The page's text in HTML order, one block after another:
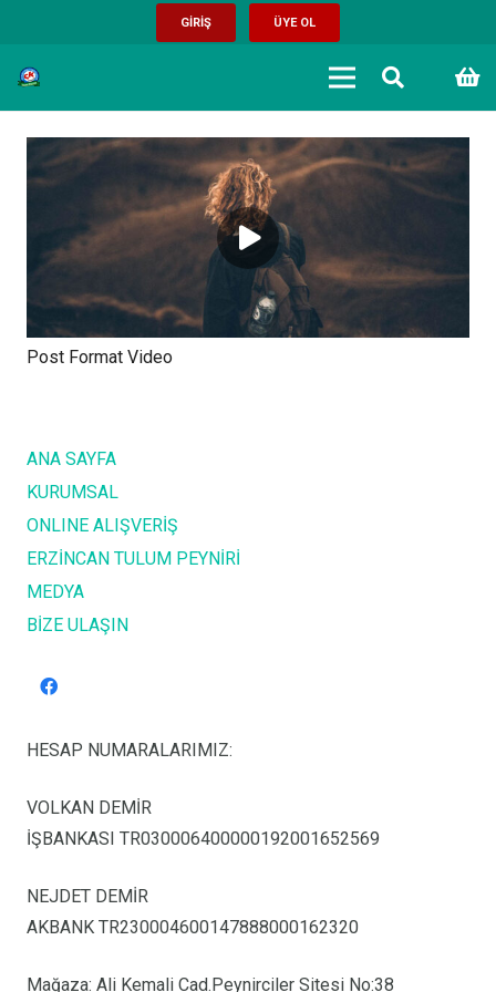
GİRİŞ ÜYE OL
Post Format Video
ANA SAYFA
KURUMSAL
ONLINE ALIŞVERİŞ
ERZİNCAN TULUM PEYNİRİ
MEDYA
BİZE ULAŞIN
HESAP NUMARALARIMIZ:
VOLKAN DEMİR
İŞBANKASI TR030006400000192001652569
NEJDET DEMİR
AKBANK TR230004600147888000162320
Mağaza: Ali Kemali Cad.Peynirciler Sitesi No:38